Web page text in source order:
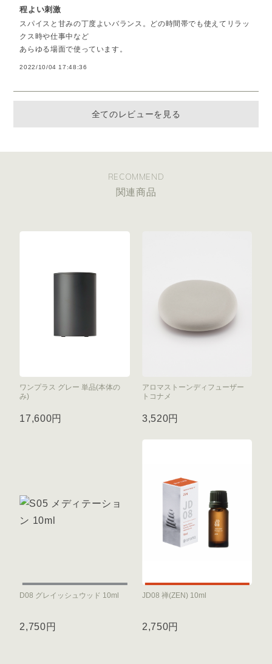
程よい刺激
スパイスと甘みの丁度よいバランス。どの時間帯でも使えてリラッ
クス時や仕事中など
あらゆる場面で使っています。
2022/10/04 17:48:36
全てのレビューを見る
RECOMMEND
関連商品
ワンプラス グレー 単品(本体の
み)
17,600円
アロマストーンディフューザー
トコナメ
3,520円
D08 グレイッシュウッド 10ml
2,750円
JD08 禅(ZEN) 10ml
2,750円